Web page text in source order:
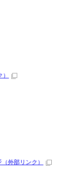
（外部リンク）